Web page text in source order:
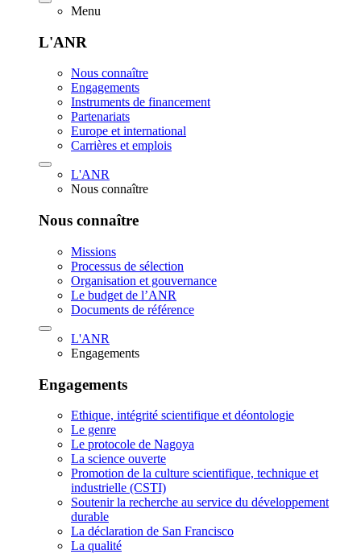
Menu
L'ANR
Nous connaître
Engagements
Instruments de financement
Partenariats
Europe et international
Carrières et emplois
L'ANR
Nous connaître
Nous connaître
Missions
Processus de sélection
Organisation et gouvernance
Le budget de l’ANR
Documents de référence
L'ANR
Engagements
Engagements
Ethique, intégrité scientifique et déontologie
Le genre
Le protocole de Nagoya
La science ouverte
Promotion de la culture scientifique, technique et
industrielle (CSTI)
Soutenir la recherche au service du développement
durable
La déclaration de San Francisco
La qualité